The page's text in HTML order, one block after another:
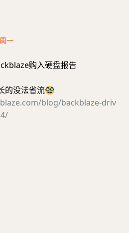
一
购入硬盘报告
的没法省流🥸
blog/backblaze-driv